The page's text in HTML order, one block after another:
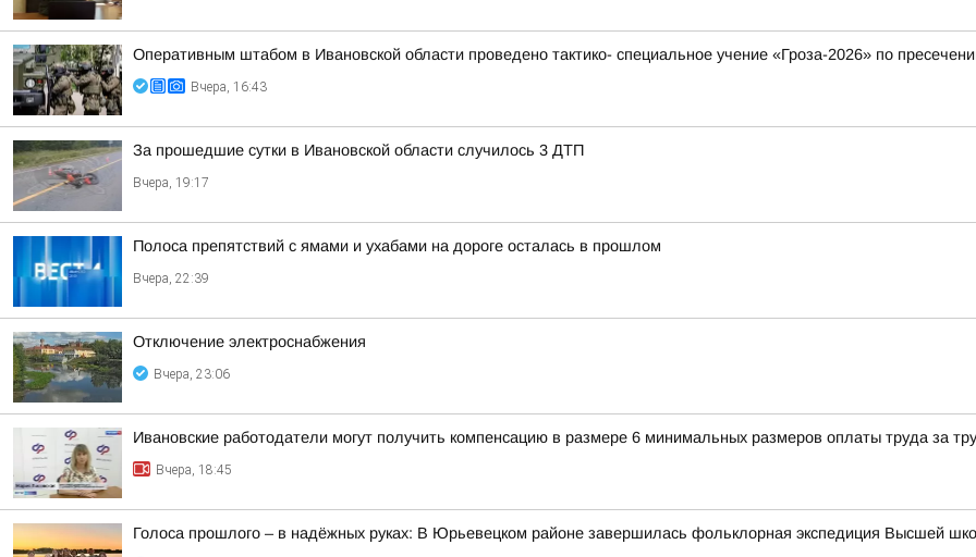
Оперативным штабом в Ивановской области проведено тактико- специальное учение «Гроза-2026» по
Вчера, 16:43
За прошедшие сутки в Ивановской области случилось 3 ДТП
Вчера, 19:17
Полоса препятствий с ямами и ухабами на дороге осталась в прошлом
Вчера, 22:39
Отключение электроснабжения
Вчера, 23:06
Ивановские работодатели могут получить компенсацию в размере 6 минимальных размеров оплаты труда за
Вчера, 18:45
Голоса прошлого – в надёжных руках: В Юрьевецком районе завершилась фольклорная экспедиция Высшей